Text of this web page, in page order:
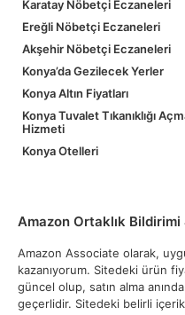
Karatay Nöbetçi Eczaneleri
Ereğli Nöbetçi Eczaneleri
Akşehir Nöbetçi Eczaneleri
Konya’da Gezilecek Yerler
Konya Altın Fiyatları
Konya Tuvalet Tıkanıklığı
Hizmeti
Konya Otelleri
Amazon Ortaklık Bildirimi
Amazon Associate olarak,
kazanıyorum. Sitedeki ürün
güncel olup, satın alma
geçerlidir. Sitedeki belirli